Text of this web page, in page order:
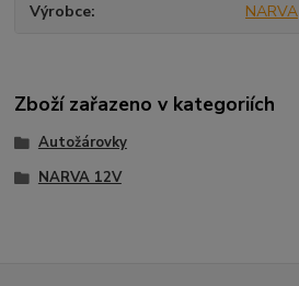
Výrobce NARVA
Zboží zařazeno v kategoriích
Autožárovky
NARVA 12V